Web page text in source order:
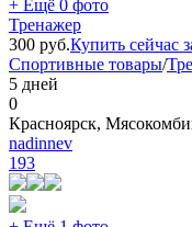
+ Ещё 0 фото
Тренажер
300 руб.Купить сейчас
Спортивные товары/
5 дней
0
Красноярск,
nadinnev
193